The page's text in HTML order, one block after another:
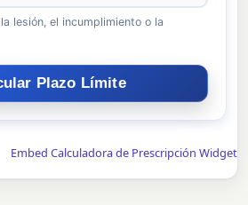
lesión, el incumplimiento o la
Embed Calculadora de Prescripción Widget